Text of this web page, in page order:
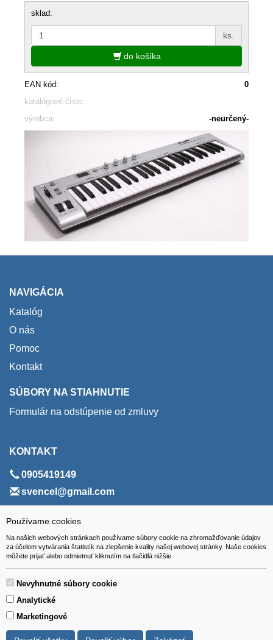
Používame cookies
Na našich webových stránkach používame súbory cookie na zhromažďovanie údajov
za účelom vytvárania štatistík na zlepšenie kvality našej webovej stránky. Naše cookies
môžete prijať alebo odmietnuť kliknutím na tlačidlá nižšie.
Nevyhnutné súbory cookie
Analytické
Marketingové
sklad:
ks.
do košíka
EAN kód:
0
katalógové číslo:
výrobca:
-neurčený-
NAVIGÁCIA
Katalóg
O nás
Pomoc
Kontakt
SÚBORY NA STIAHNUTIE
Formulár na odstúpenie od zmluvy
KONTAKT
0905419149
svencel@gmail.com
ADRESA
VEST - tech s.r.o.
Hviezdoslavova 280/6, 965 01 Žiar nad Hronom
Slovakia (Slovak Republic)